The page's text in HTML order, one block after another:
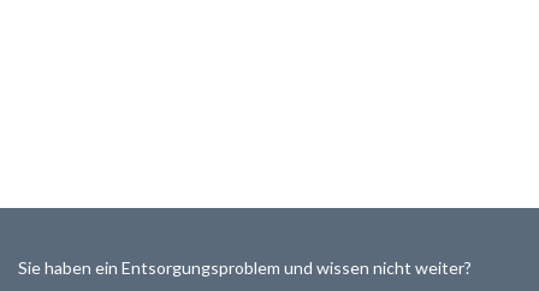
Sie haben ein Entsorgungsproblem und wissen nicht weiter?